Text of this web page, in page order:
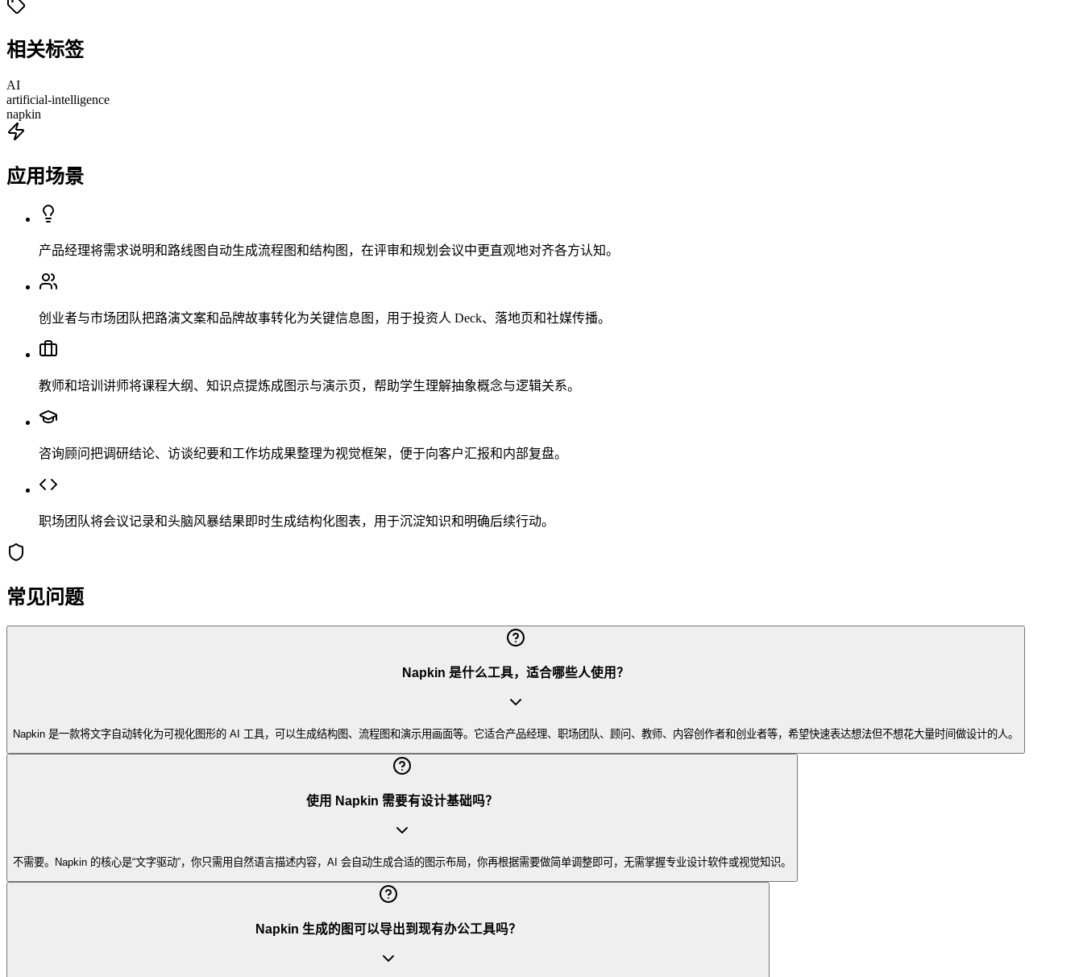
相关标签
AI
artificial-intelligence
napkin
应用场景
产品经理将需求说明和路线图自动生成流程图和结构图，在评审和规划会议中更直观地对齐各方认知。
创业者与市场团队把路演文案和品牌故事转化为关键信息图，用于投资人 Deck、落地页和社媒传播。
教师和培训讲师将课程大纲、知识点提炼成图示与演示页，帮助学生理解抽象概念与逻辑关系。
咨询顾问把调研结论、访谈纪要和工作坊成果整理为视觉框架，便于向客户汇报和内部复盘。
职场团队将会议记录和头脑风暴结果即时生成结构化图表，用于沉淀知识和明确后续行动。
常见问题
Napkin 是什么工具，适合哪些人使用？
Napkin 是一款将文字自动转化为可视化图形的 AI 工具，可以生成结构图、流程图和演示用画面等。它适合产品经理、职场团队、顾问、教师、内容创作者和创业者等，希望快速表达想法但不想花大量时间做设计的人。
使用 Napkin 需要有设计基础吗？
不需要。Napkin 的核心是“文字驱动”，你只需用自然语言描述内容，AI 会自动生成合适的图示布局，你再根据需要做简单调整即可，无需掌握专业设计软件或视觉知识。
Napkin 生成的图可以导出到现有办公工具吗？